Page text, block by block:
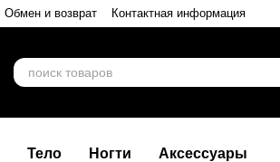
Обмен и возврат Контактная информация
Тело Ногти Аксессуары